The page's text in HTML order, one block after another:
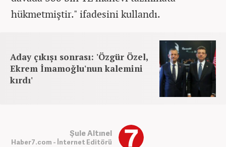
hükmetmiştir." ifadesini kullandı.
Aday çıkışı sonrası: 'Özgür Özel,
Ekrem İmamoğlu'nun kalemini
kırdı'
Şule Altınel
Haber7.com - İnternet Editörü